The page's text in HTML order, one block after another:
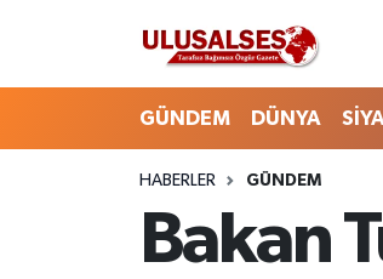
GÜNDEM DÜNYA
HABERLER GÜNDEM
Bakan
GÜNDEM
DÜNYA
SİYASET
Hava Durumu
Trafik Durumu
Süper Lig Puan Durumu ve Fikstür